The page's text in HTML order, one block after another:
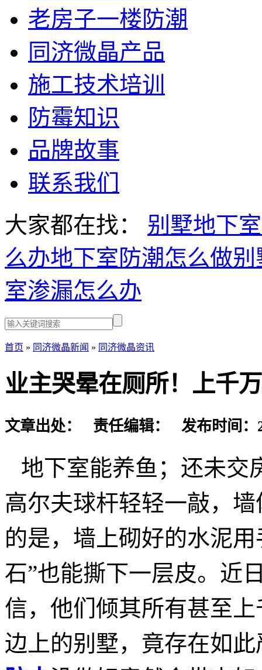
老房子一楼防潮
同济微晶产品
施工技术培训
防霉知识
品牌故事
联系我们
大家都在找： 别墅地下
么办地下室防潮怎么做别
室渗漏怎么办
首页 » 同济微晶新闻 » 同济微晶资讯
业主哭晕在厕所！上千
文章出处： 责任编辑： 发布时间：
地下室能养鱼；还未交
高尔夫球杆轻轻一敲，
的是，墙上砌好的水泥
石”也能撕下一层皮。近
信，他们倾其所有甚至
边上的别墅，竟存在如